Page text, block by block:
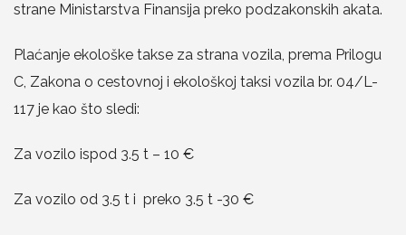
strane Ministarstva Finansija preko podzakonskih akata.
Plaćanje ekološke takse za strana vozila, prema Prilogu
C, Zakona o cestovnoj i ekološkoj taksi vozila br. 04/L-
117 je kao što sledi:
Za vozilo ispod 3.5 t – 10 €
Za vozilo od 3.5 t i preko 3.5 t -30 €